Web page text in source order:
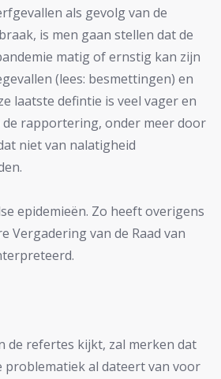
als gevolg van de
is men gaan stellen dat de
matig of ernstig kan zijn
(lees: besmettingen) en
laatste defintie is veel vager en
rapportering, onder meer door
niet van nalatigheid
epidemieën. Zo heeft overigens
Vergadering van de Raad van
de refertes kijkt, zal merken dat
problematiek al dateert van voor